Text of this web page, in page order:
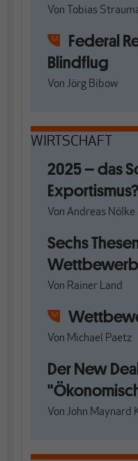
Von Tobias
Federal
Blindflug
Von Jörg Bibow
WIRTSCHAFT
2025 – das
Exportismus?
Von Andreas Nölke
Sechs
Von Rainer Land
Von Michael Paetz
Der New
Von John Maynard